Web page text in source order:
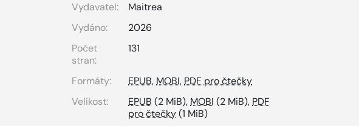
Vydavatel:
Maitrea
Vydáno:
2026
Počet
stran:
131
Formáty: EPUB,MOBI,PDF pro čtečky
Velikost:
EPUB (2 MiB),MOBI (2 MiB),PDF
pro čtečky(1 MiB)